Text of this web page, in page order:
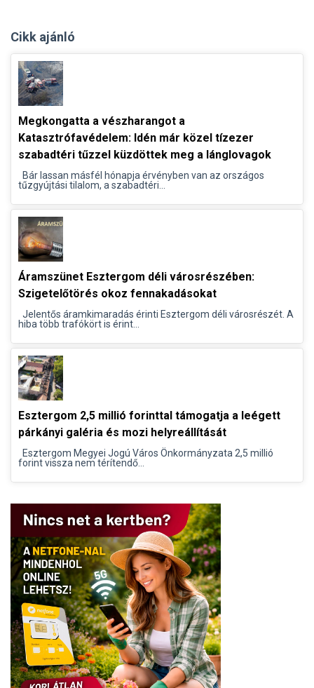
Cikk ajánló
Megkongatta a vészharangot a
Katasztrófavédelem: Idén már közel tízezer
szabadtéri tűzzel küzdöttek meg a lánglovagok
Bár lassan másfél hónapja érvényben van az országos
tűzgyújtási tilalom, a szabadtéri...
Áramszünet Esztergom déli városrészében:
Szigetelőtörés okoz fennakadásokat
Jelentős áramkimaradás érinti Esztergom déli városrészét. A
hiba több trafókört is érint...
Esztergom 2,5 millió forinttal támogatja a leégett
párkányi galéria és mozi helyreállítását
Esztergom Megyei Jogú Város Önkormányzata 2,5 millió
forint vissza nem térítendő...